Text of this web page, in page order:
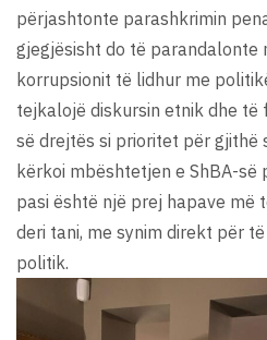
përjashtonte parashkrimin
gjegjësisht do të parandalonte
korrupsionit të lidhur me
tejkalojë diskursin etnik dhe të
së drejtës si prioritet për gjithë
kërkoi mbështetjen e ShBA-së
pasi është një prej hapave më
deri tani, me synim direkt për
politik.